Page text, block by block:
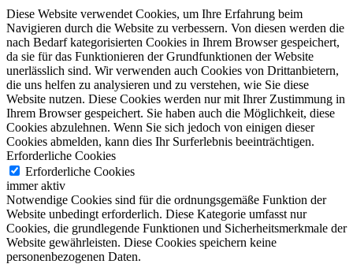
Diese Website verwendet Cookies, um Ihre Erfahrung beim
Navigieren durch die Website zu verbessern. Von diesen werden die
nach Bedarf kategorisierten Cookies in Ihrem Browser gespeichert,
da sie für das Funktionieren der Grundfunktionen der Website
unerlässlich sind. Wir verwenden auch Cookies von Drittanbietern,
die uns helfen zu analysieren und zu verstehen, wie Sie diese
Website nutzen. Diese Cookies werden nur mit Ihrer Zustimmung in
Ihrem Browser gespeichert. Sie haben auch die Möglichkeit, diese
Cookies abzulehnen. Wenn Sie sich jedoch von einigen dieser
Cookies abmelden, kann dies Ihr Surferlebnis beeinträchtigen.
Erforderliche Cookies
Erforderliche Cookies
immer aktiv
Notwendige Cookies sind für die ordnungsgemäße Funktion der
Website unbedingt erforderlich. Diese Kategorie umfasst nur
Cookies, die grundlegende Funktionen und Sicherheitsmerkmale der
Website gewährleisten. Diese Cookies speichern keine
personenbezogenen Daten.